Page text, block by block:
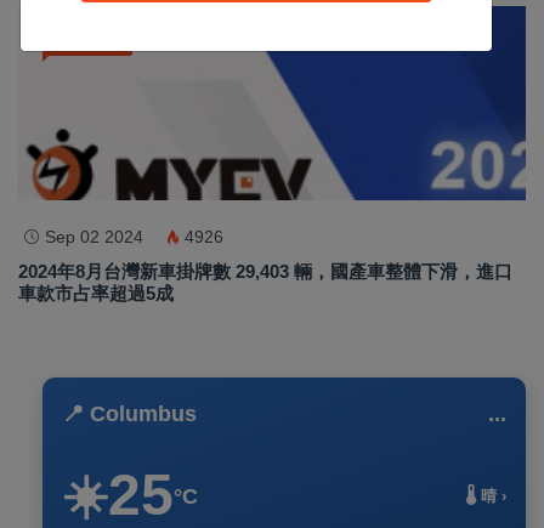
Sep 02 2024 4926
2024年8月台灣新車掛牌數 29,403 輛，國產車整體下滑，進口
車款市占率超過5成
📍 Columbus ...
☀️25°C 🌡️ 晴 ›